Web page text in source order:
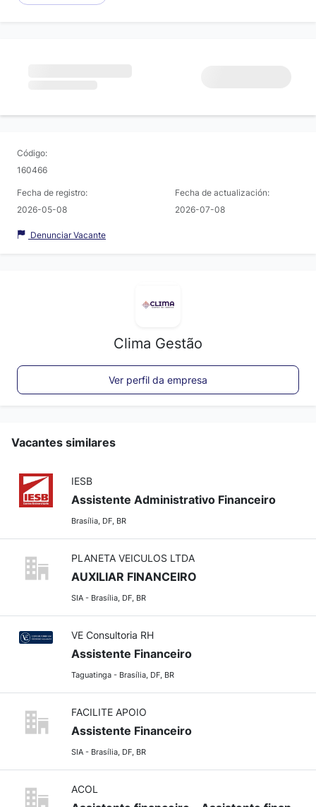
Código:
160466
Fecha de registro:
2026-05-08
Fecha de actualización:
2026-07-08
Denunciar Vacante
Clima Gestão
Ver perfil da empresa
Vacantes similares
IESB
Assistente Administrativo Financeiro
Brasília, DF, BR
PLANETA VEICULOS LTDA
AUXILIAR FINANCEIRO
SIA - Brasília, DF, BR
VE Consultoria RH
Assistente Financeiro
Taguatinga - Brasília, DF, BR
FACILITE APOIO
Assistente Financeiro
SIA - Brasília, DF, BR
ACOL